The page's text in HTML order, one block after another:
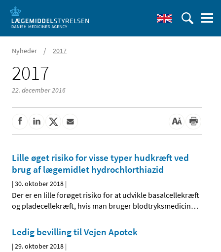
Nyheder / 2017
2017
22. december 2016
Lille øget risiko for visse typer hudkræft ved
brug af lægemidlet hydrochlorthiazid
|30. oktober 2018 |
Der er en lille forøget risiko for at udvikle basalcellekræft
og pladecellekræft, hvis man bruger blodtryksmedicin…
Ledig bevilling til Vejen Apotek
|29. oktober 2018 |